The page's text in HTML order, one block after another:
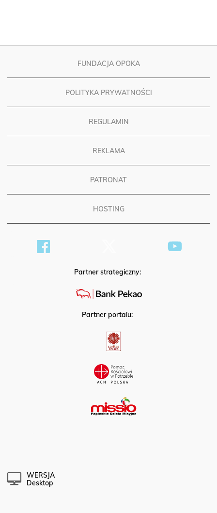
FUNDACJA OPOKA
POLITYKA PRYWATNOŚCI
REGULAMIN
REKLAMA
PATRONAT
HOSTING
Partner strategiczny:
Partner portalu:
WERSJA
Desktop